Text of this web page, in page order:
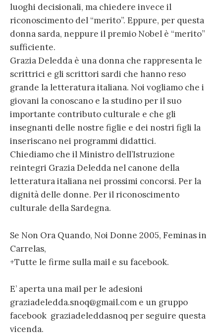
luoghi decisionali, ma chiedere invece il
riconoscimento del “merito”. Eppure, per questa
donna sarda, neppure il premio Nobel è “merito”
sufficiente.
Grazia Deledda è una donna che rappresenta le
scrittrici e gli scrittori sardi che hanno reso
grande la letteratura italiana. Noi vogliamo che i
giovani la conoscano e la studino per il suo
importante contributo culturale e che gli
insegnanti delle nostre figlie e dei nostri figli la
inseriscano nei programmi didattici.
Chiediamo che il Ministro dell’Istruzione
reintegri Grazia Deledda nel canone della
letteratura italiana nei prossimi concorsi. Per la
dignità delle donne. Per il riconoscimento
culturale della Sardegna.
Se Non Ora Quando, Noi Donne 2005, Feminas in
Carrelas,
+Tutte le firme sulla mail e su facebook.
E’ aperta una mail per le adesioni
graziadeledda.snoq@gmail.com e un gruppo
facebook graziadeleddasnoq per seguire questa
vicenda.